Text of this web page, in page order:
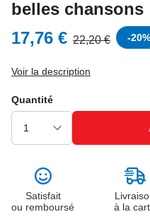
belles chansons
17,76 € 22,20 € -20%
Voir la description
Quantité
Satisfait
ou remboursé
à la